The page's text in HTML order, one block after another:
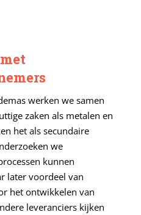
werken we samen
zaken als metalen en
het als secundaire
we
kunnen
later voordeel van
het ontwikkelen van
leveranciers kijken